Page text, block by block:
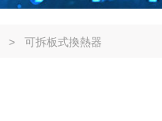
> 可拆板式換熱器